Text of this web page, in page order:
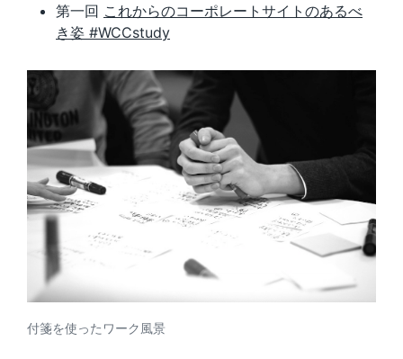
第一回 これからのコーポレートサイトのあるべ
き姿 #WCCstudy
付箋を使ったワーク風景